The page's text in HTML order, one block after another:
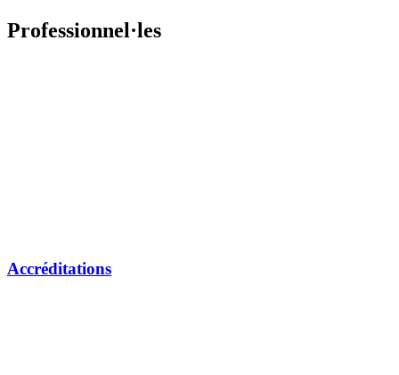
Professionnel·les
Accréditations